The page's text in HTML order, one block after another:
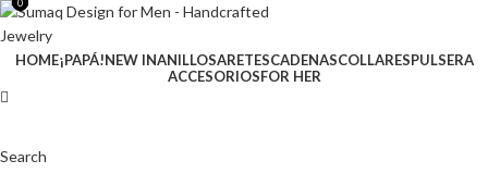
HOME¡PAPÁ!NEW INANILLOSARETESCADENASCOLLARESPULSERA
ACCESORIOSFOR HER
Search
0
0